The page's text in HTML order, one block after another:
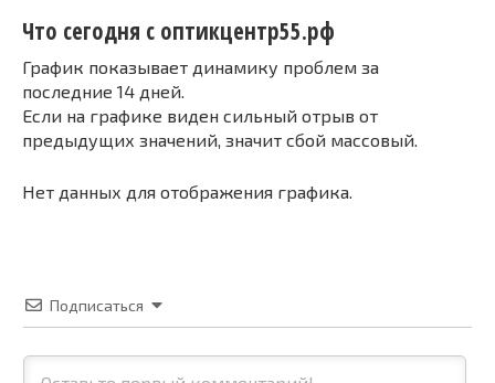
Что сегодня с оптикцентр55.рф
График показывает динамику проблем за
последние 14 дней.
Если на графике виден сильный отрыв от
предыдущих значений, значит сбой массовый.
Нет данных для отображения графика.
Подписаться